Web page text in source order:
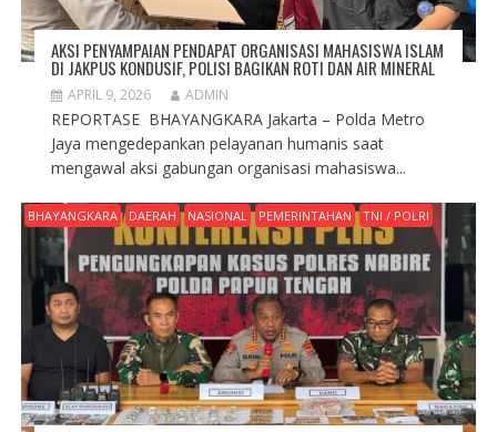
AKSI PENYAMPAIAN PENDAPAT ORGANISASI MAHASISWA ISLAM
DI JAKPUS KONDUSIF, POLISI BAGIKAN ROTI DAN AIR MINERAL
APRIL 9, 2026 ADMIN
REPORTASE BHAYANGKARA Jakarta – Polda Metro
Jaya mengedepankan pelayanan humanis saat
mengawal aksi gabungan organisasi mahasiswa...
BHAYANGKARA DAERAH NASIONAL PEMERINTAHAN TNI / POLRI